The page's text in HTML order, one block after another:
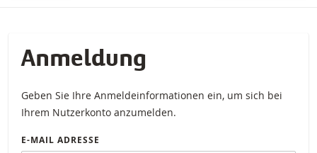
Anmeldung
Geben Sie Ihre Anmeldeinformationen ein, um sich bei
Ihrem Nutzerkonto anzumelden.
E-MAIL ADRESSE